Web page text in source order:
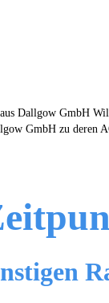
Dallgow GmbH
GmbH zu deren